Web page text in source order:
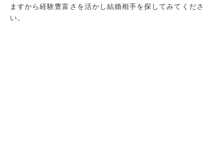
ますから経験豊富さを活かし結婚相手を探してみてくださ
い。